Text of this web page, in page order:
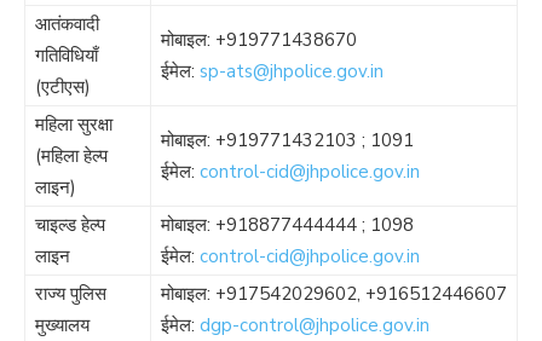
आतंकवादी
गतिविधियाँ
(एटीएस)
मोबाइल: +919771438670
ईमेल: sp-ats@jhpolice.gov.in
महिला सुरक्षा
(महिला हेल्प
लाइन)
मोबाइल: +919771432103 ; 1091
ईमेल: control-cid@jhpolice.gov.in
चाइल्ड हेल्प
लाइन
मोबाइल: +918877444444 ; 1098
ईमेल: control-cid@jhpolice.gov.in
राज्य पुलिस
मुख्यालय
मोबाइल: +917542029602, +916512446607
ईमेल: dgp-control@jhpolice.gov.in